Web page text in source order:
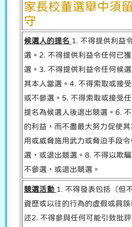
家長校董選舉中須
守
候選人的提名 1. 不得提供利益
選。2. 不得提供利益令任何已
選。3. 不得提供利益令任何候
其本人當選。4. 不得索取或接
或不參選。5. 不得索取或接受
提名為候選人後退出競選。6.
的利益，而不盡最大努力促使
用或威脅施用武力或脅迫手段
選，或退出競選。8. 不得以欺
不參選，或退出競選。
競選活動 1. 不得發表包括（但
資歷或以往的行為的虛假或具
述2. 不得參與任何可能引致批